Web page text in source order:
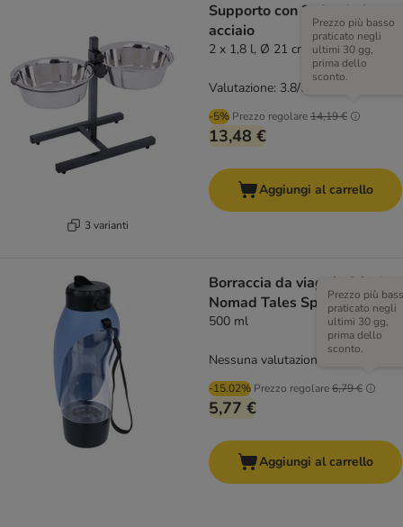
3 varianti
Supporto con 2 ciotole in
acciaio
2 x 1,8 l, Ø 21 cm, max H38 cm
-5% Prezzo regolare14,19 €
Prezzo più basso
praticato negli
ultimi 30 gg,
prima dello
sconto.
13,48 €
Valutazione: 3.8/5
Aggiungi al carrello
Borraccia da viaggio 2 in 1
Nomad Tales Spirit
500 ml
-15.02% Prezzo regolare6,79 €
Prezzo più
praticato negli
ultimi 30 gg,
prima dello
sconto.
5,77 €
Nessuna valutazione
Aggiungi al carrello